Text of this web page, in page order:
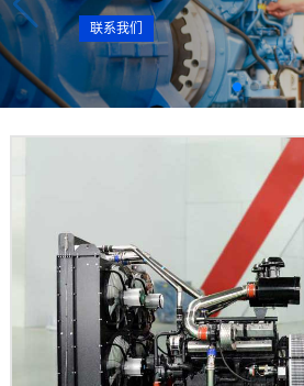
联系我们